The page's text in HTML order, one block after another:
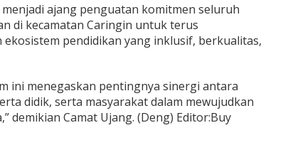
ajang penguatan komitmen seluruh
di kecamatan Caringin untuk terus
pendidikan yang inklusif, berkualitas,
ini menegaskan pentingnya sinergi antara
didik, serta masyarakat dalam mewujudkan
demikian Camat Ujang. (Deng) Editor:Buy